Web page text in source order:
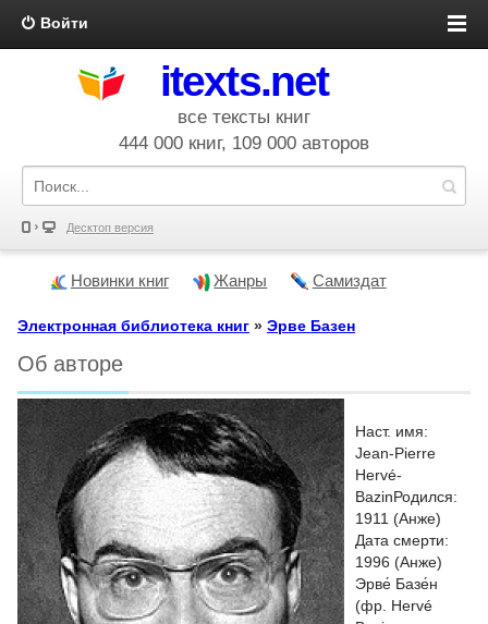
Войти
itexts.net
все тексты книг
444 000 книг, 109 000 авторов
Десктоп версия
Новинки книг Жанры Самиздат
Электронная библиотека книг » Эрве Базен
Об авторе
Наст. имя:
Jean-Pierre
Hervé-
BazinРодился:
1911 (Анже)
Дата смерти:
1996 (Анже)
Эрве́ Базе́н
(фр. Hervé